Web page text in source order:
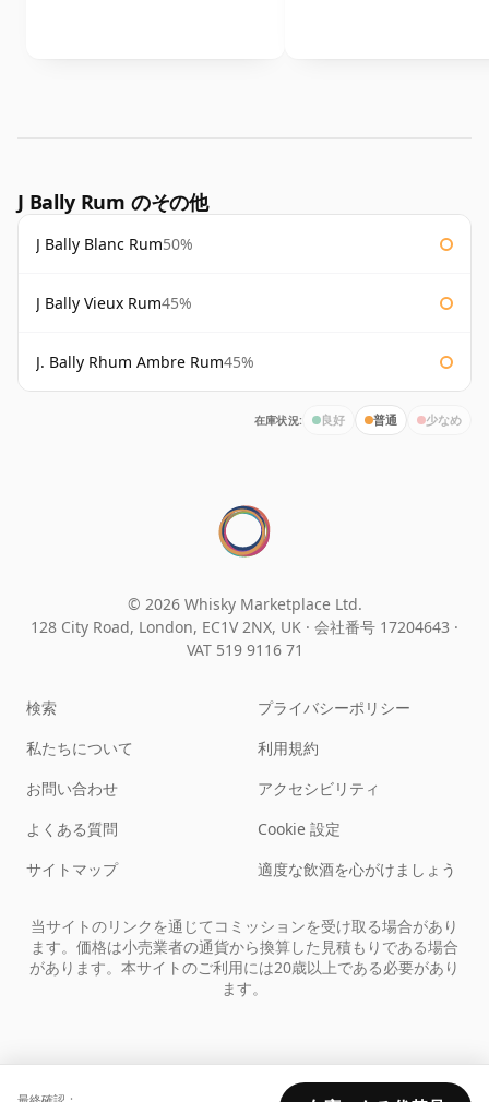
J Bally Rum のその他
J Bally Blanc Rum50%
J Bally Vieux Rum45%
J. Bally Rhum Ambre Rum45%
在庫状況: 良好 普通 少なめ
最終確認：
© 2026 Whisky Marketplace Ltd.
128 City Road, London, EC1V 2NX, UK · 会社番号 17204643 ·
VAT 519 9116 71
検索
私たちについて
お問い合わせ
よくある質問
サイトマップ
プライバシーポリシー
利用規約
アクセシビリティ
Cookie 設定
適度な飲酒を心がけましょう
当サイトのリンクを通じてコミッションを受け取る場合があり
ます。価格は小売業者の通貨から換算した見積もりである場合
があります。本サイトのご利用には20歳以上である必要があり
ます。